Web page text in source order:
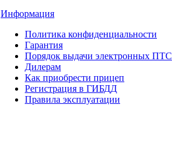
Информация
Политика конфиденциальности
Гарантия
Порядок выдачи электронных ПТС
Дилерам
Как приобрести прицеп
Регистрация в ГИБДД
Правила эксплуатации